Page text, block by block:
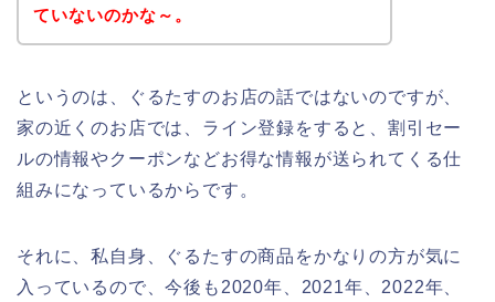
ていないのかな～。
というのは、ぐるたすのお店の話ではないのですが、
家の近くのお店では、ライン登録をすると、割引セー
ルの情報やクーポンなどお得な情報が送られてくる仕
組みになっているからです。
それに、私自身、ぐるたすの商品をかなりの方が気に
入っているので、今後も2020年、2021年、2022年、